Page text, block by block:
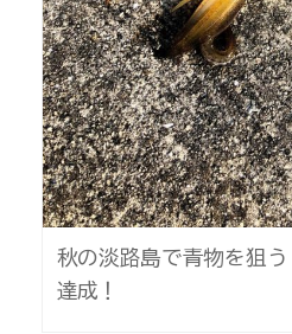
秋の淡路島で青物を狙
達成！